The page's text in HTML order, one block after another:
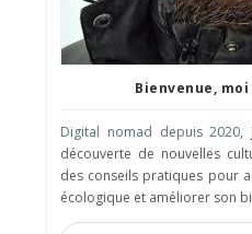
Bienvenue,
Digital nomad depuis 2020,
découverte de nouvelles
des conseils pratiques pour
écologique et améliorer son